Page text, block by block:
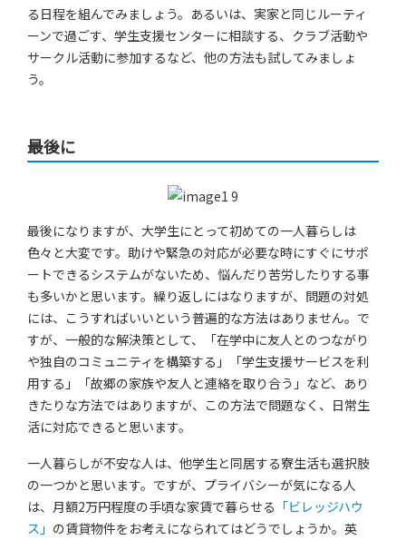
る日程を組んでみましょう。あるいは、実家と同じルーティ
ーンで過ごす、学生支援センターに相談する、クラブ活動や
サークル活動に参加するなど、他の方法も試してみましょ
う。
最後に
最後になりますが、大学生にとって初めての一人暮らしは
色々と大変です。助けや緊急の対応が必要な時にすぐにサポ
ートできるシステムがないため、悩んだり苦労したりする事
も多いかと思います。繰り返しにはなりますが、問題の対処
には、こうすればいいという普遍的な方法はありません。で
すが、一般的な解決策として、「在学中に友人とのつながり
や独自のコミュニティを構築する」「学生支援サービスを利
用する」「故郷の家族や友人と連絡を取り合う」など、あり
きたりな方法ではありますが、この方法で問題なく、日常生
活に対応できると思います。
一人暮らしが不安な人は、他学生と同居する寮生活も選択肢
の一つかと思います。ですが、プライバシーが気になる人
は、月額2万円程度の手頃な家賃で暮らせる 「ビレッジハウ
ス」 の賃貸物件をお考えになられてはどうでしょうか。英